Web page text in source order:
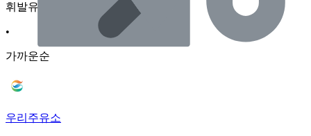
휘발유
•
가까운순
우리주유소